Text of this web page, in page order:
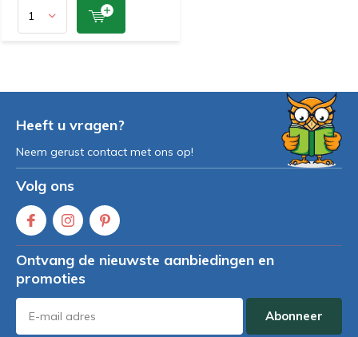
Heeft u vragen?
Neem gerust contact met ons op!
Volg ons
Ontvang de nieuwste aanbiedingen en
promoties
Abonneer